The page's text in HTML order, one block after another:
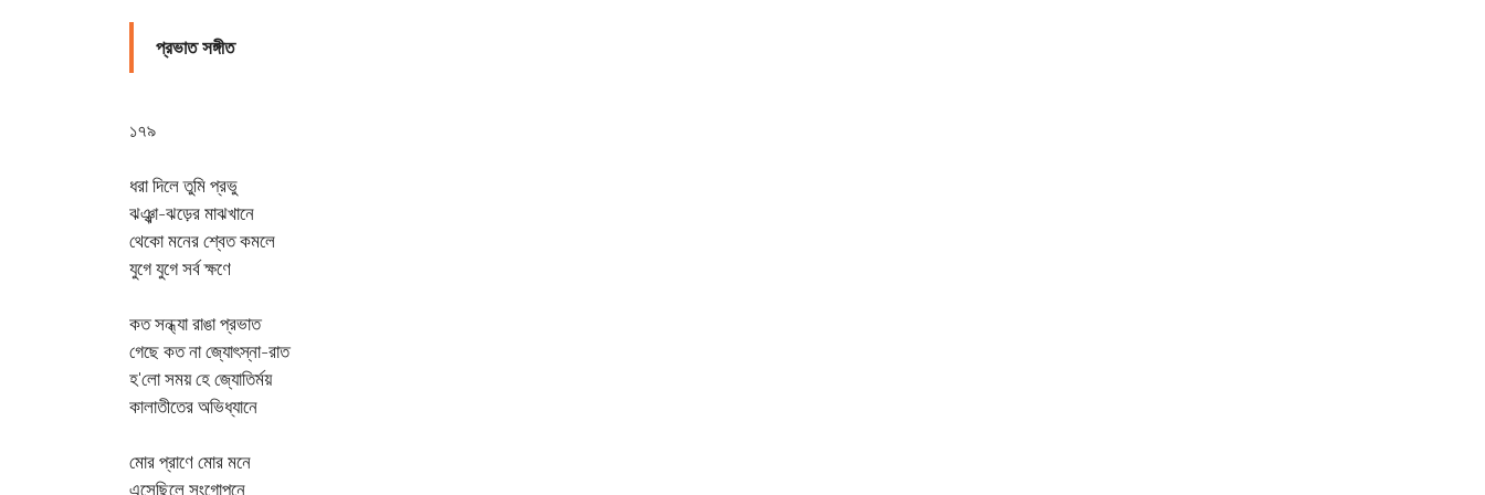
প্রভাত সঙ্গীত
১৭৯
ধরা দিলে তুমি প্রভু
ঝঞ্ঝা-ঝড়ের মাঝখানে
থেকো মনের শ্বেত কমলে
যুগে যুগে সর্ব ক্ষণে
কত সন্ধ্যা রাঙা প্রভাত
গেছে কত না জ্যোৎস্না-রাত
হ'লো সময় হে জ্যোতির্ময়
কালাতীতের অভিধ্যানে
মোর প্রাণে মোর মনে
এসেছিলে সংগোপনে